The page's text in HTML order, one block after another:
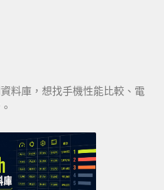
料庫，想找手機性能比較、電